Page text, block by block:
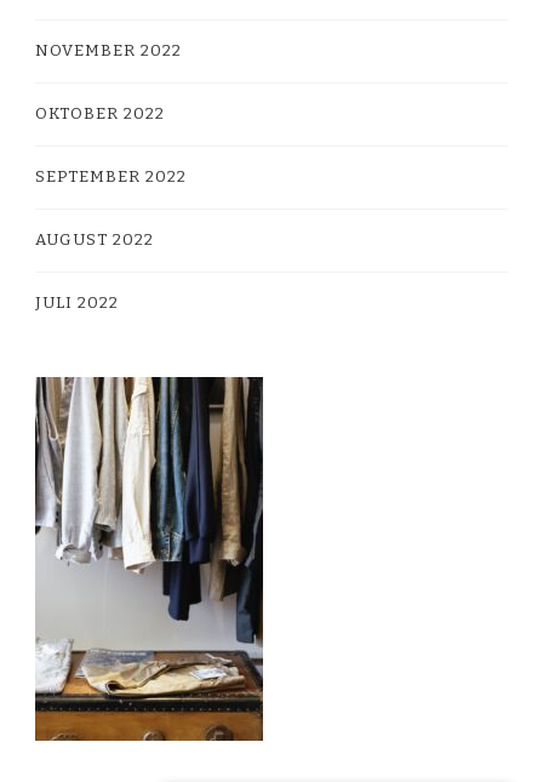
NOVEMBER 2022
OKTOBER 2022
SEPTEMBER 2022
AUGUST 2022
JULI 2022